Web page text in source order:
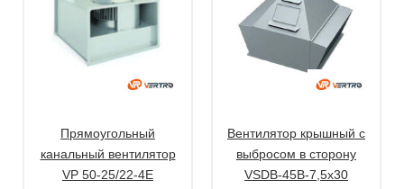
Прямоугольный
канальный вентилятор
VP 50-25/22-4E
Вентилятор крышный с
выбросом в сторону
VSDB-45B-7,5х30